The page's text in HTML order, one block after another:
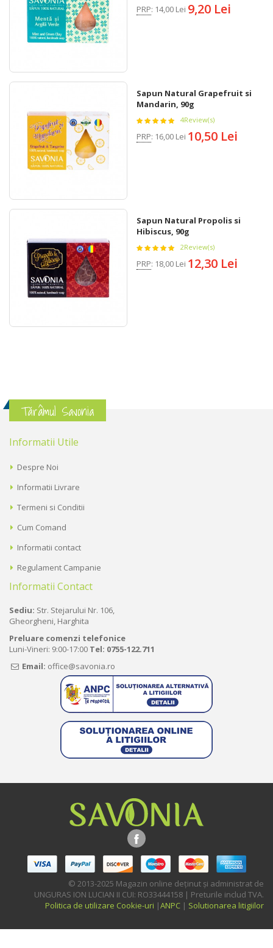
PRP: 14,00 Lei 9,20 Lei
Sapun Natural Grapefruit si
Mandarin, 90g
4Review(s)
PRP: 16,00 Lei 10,50 Lei
Sapun Natural Propolis si
Hibiscus, 90g
2Review(s)
PRP: 18,00 Lei 12,30 Lei
Tărâmul Savonia
Informatii Utile
Despre Noi
Informatii Livrare
Termeni si Conditii
Cum Comand
Informatii contact
Regulament Campanie
Informatii Contact
Sediu: Str. Stejarului Nr. 106,
Gheorgheni, Harghita
Preluare comenzi telefonice
Luni-Vineri: 9:00-17:00 Tel: 0755-122.711
Email: office@savonia.ro
© 2013-2025 Magazin online deţinut şi administrat de
UNGURAS ION LUCIAN II CUI: RO33444158 | Preturile includ TVA.
Politica de utilizare Cookie-uri |ANPC | Solutionarea litigiilor